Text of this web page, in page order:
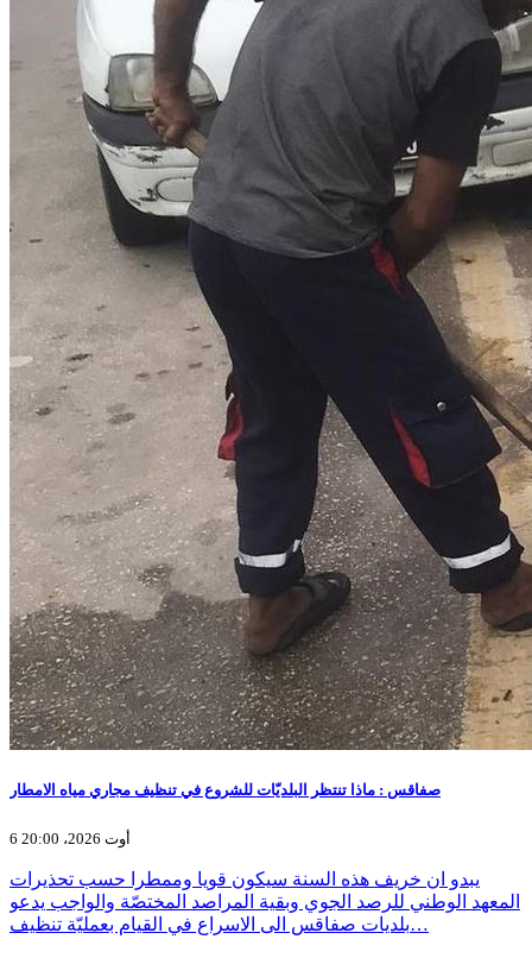
صفاقس : ماذا تنتظر البلديّات للشروع في تنظيف مجاري مياه الامطار
6 أوت 2026، 20:00
يبدو ان خريف هذه السنة سيكون قويا وممطرا حسب تحذيرات
المعهد الوطني للرصد الجوي وبقية المراصد المختصّة والواجب يدعو
بلديات صفاقس الى الاسراع في القيام بعمليّة تنظيف…